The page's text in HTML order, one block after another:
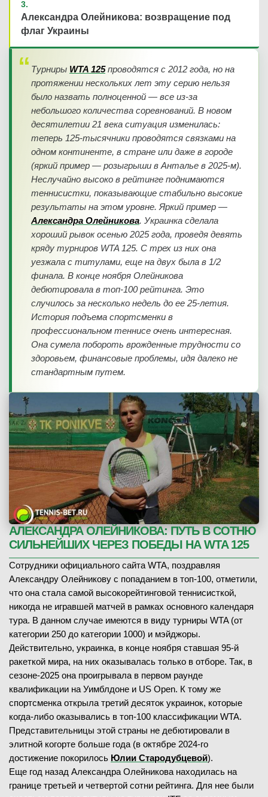
Александра Олейникова: возвращение под
флаг Украины
Турниры WTA 125проводятся с 2012 года, но на
протяжении нескольких лет эту серию нельзя
было назвать полноценной — все из-за
небольшого количества соревнований. В новом
десятилетии 21 века ситуация изменилась:
теперь 125-тысячники проводятся связками на
одном континенте, в стране или даже в городе
(яркий пример — розыгрыши в Анталье в 2025-м).
Неслучайно высоко в рейтинге поднимаются
теннисистки, показывающие стабильно высокие
результаты на этом уровне. Яркий пример —
Александра Олейникова. Украинка сделала
хороший рывок осенью 2025 года, проведя девять
кряду турниров WTA 125. С трех из них она
уезжала с титулами, еще на двух была в 1/2
финала. В конце ноября Олейникова
дебютировала в топ-100 рейтинга. Это
случилось за несколько недель до ее 25-летия.
История подъема спортсменки в
профессиональном теннисе очень интересная.
Она сумела побороть врожденные трудности со
здоровьем, финансовые проблемы, идя далеко не
стандартным путем.
АЛЕКСАНДРА ОЛЕЙНИКОВА: ПУТЬ В СОТНЮ
СИЛЬНЕЙШИХ ЧЕРЕЗ ПОБЕДЫ НА WTA 125
Сотрудники официального сайта WTA, поздравляя
Александру Олейникову с попаданием в топ-100, отметили,
что она стала самой высокорейтинговой теннисисткой,
никогда не игравшей матчей в рамках основного календаря
тура. В данном случае имеются в виду турниры WTA (от
категории 250 до категории 1000) и мэйджоры.
Действительно, украинка, в конце ноября ставшая 95-й
ракеткой мира, на них оказывалась только в отборе. Так, в
сезоне-2025 она проигрывала в первом раунде
квалификации на Уимблдоне и US Open. К тому же
спортсменка открыла третий десяток украинок, которые
когда-либо оказывались в топ-100 классификации WTA.
Представительницы этой страны не дебютировали в
элитной когорте больше года (в октябре 2024-го
достижение покорилось Юлии Стародубцевой).
Еще год назад Александра Олейникова находилась на
границе третьей и четвертой сотни рейтинга. Для нее были